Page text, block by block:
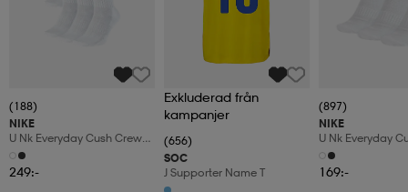
(188)
NIKE
U Nk Everyday Cush Crew
6pr-Bd
249:-
Exkluderad från
kampanjer
(656)
SOC
J Supporter Name T
(897)
NIKE
U Nk Everyday
3pr
169:-